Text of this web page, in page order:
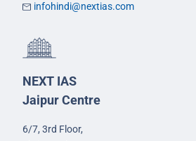
infohindi@nextias.com
NEXT IAS
Jaipur Centre
6/7, 3rd Floor,